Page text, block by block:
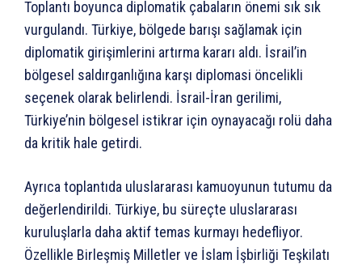
Toplantı boyunca diplomatik çabaların önemi sık sık
vurgulandı. Türkiye, bölgede barışı sağlamak için
diplomatik girişimlerini artırma kararı aldı. İsrail’in
bölgesel saldırganlığına karşı diplomasi öncelikli
seçenek olarak belirlendi. İsrail-İran gerilimi,
Türkiye’nin bölgesel istikrar için oynayacağı rolü daha
da kritik hale getirdi.
Ayrıca toplantıda uluslararası kamuoyunun tutumu da
değerlendirildi. Türkiye, bu süreçte uluslararası
kuruluşlarla daha aktif temas kurmayı hedefliyor.
Özellikle Birleşmiş Milletler ve İslam İşbirliği Teşkilatı